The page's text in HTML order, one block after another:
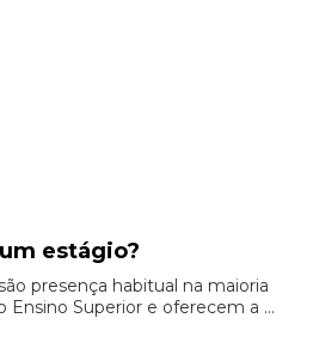
estágio?
presença habitual na maioria
Ensino Superior e oferecem a ...